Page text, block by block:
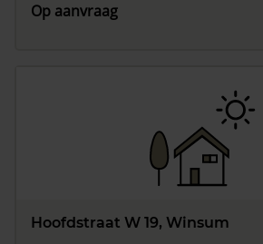
Op aanvraag
Hoofdstraat W 19, Winsum